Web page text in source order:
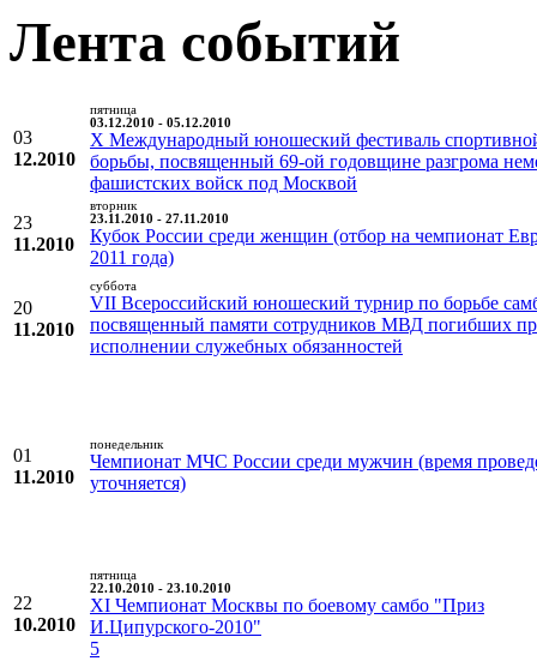
Лента событий
03
12.2010
пятница
03.12.2010 - 05.12.2010
X Международный юношеский фестиваль
борьбы, посвященный 69-ой годовщине разгрома
фашистских войск под Москвой
23
11.2010
вторник
23.11.2010 - 27.11.2010
Кубок России среди женщин (отбор на чемпионат
2011 года)
20
11.2010
суббота
VII Всероссийский юношеский турнир по борьбе
посвященный памяти сотрудников МВД погибших
исполнении служебных обязанностей
01
11.2010
понедельник
Чемпионат МЧС России среди мужчин (время
уточняется)
22
10.2010
пятница
22.10.2010 - 23.10.2010
XI Чемпионат Москвы по боевому самбо "Приз
И.Ципурского-2010"
5